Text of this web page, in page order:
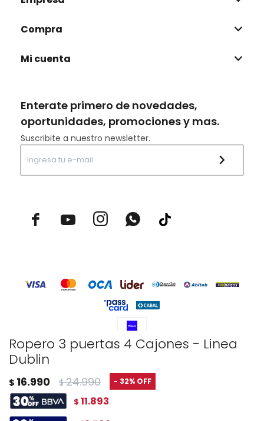
Ropero 3 puertas 4 Cajones - Linea
Dublin
$ 16.990 $ 24.990 32
$ 11.893
Enterate primero de novedades,
oportunidades, promociones y mas.
Suscribite a nuestro newsletter.
  
Compra
Mi cuenta
© Copyright 2026 / Rustico Hogar